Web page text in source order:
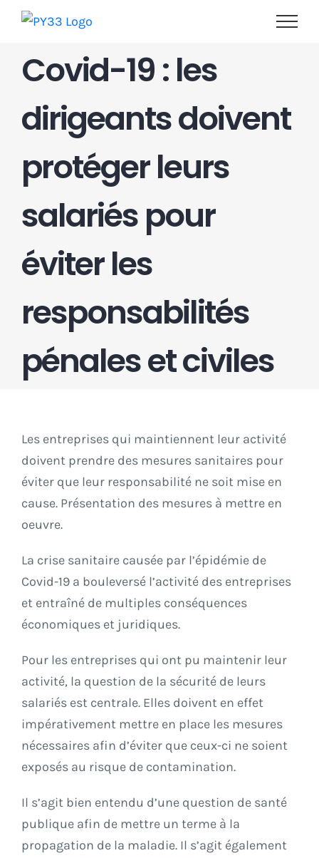
Passer
Covid-19 : les
dirigeants doivent
protéger leurs
salariés pour
éviter les
responsabilités
pénales et civiles
Les entreprises qui maintiennent leur activité
doivent prendre des mesures sanitaires pour
éviter que leur responsabilité ne soit mise en
cause. Présentation des mesures à mettre en
oeuvre.
La crise sanitaire causée par l’épidémie de
Covid-19 a bouleversé l’activité des entreprises
et entraîné de multiples conséquences
économiques et juridiques.
Pour les entreprises qui ont pu maintenir leur
activité, la question de la sécurité de leurs
salariés est centrale. Elles doivent en effet
impérativement mettre en place les mesures
nécessaires afin d’éviter que ceux-ci ne soient
exposés au risque de contamination.
Il s’agit bien entendu d’une question de santé
publique afin de mettre un terme à la
propagation de la maladie. Il s’agit également